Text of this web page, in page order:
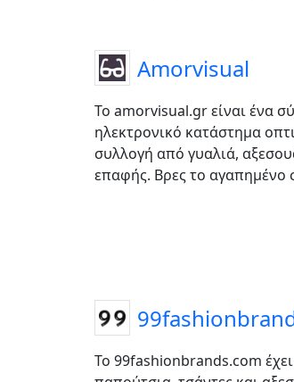
Amorvisual
Το amorvisual.gr είναι ένα
ηλεκτρονικό κατάστημα
συλλογή από γυαλιά,
επαφής. Βρες το αγαπημένο
Το 99fashionbrands.com